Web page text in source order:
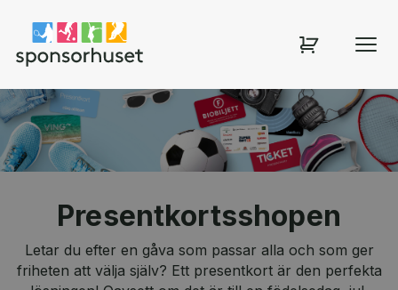
Sponsorhuset shop
Presentkortsshopen
Letar du efter en gåva som passar alla och som ger
friheten att välja själv? Ett presentkort är den perfekta